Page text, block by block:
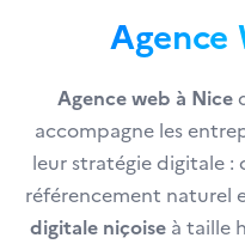
Agence
Agence web à Nice
accompagne les
leur stratégie digitale
référencement naturel
digitale niçoise à taille